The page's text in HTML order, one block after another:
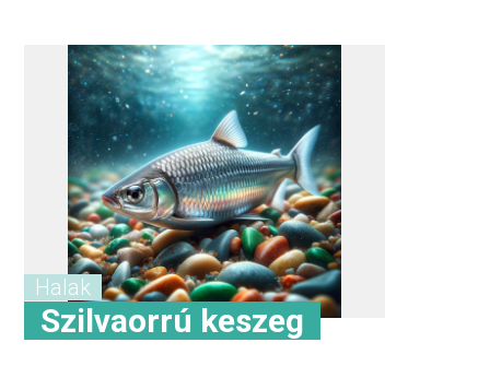
Halak
Szilvaorrú keszeg